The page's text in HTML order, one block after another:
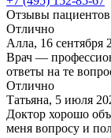
Отзывы пациентов
Отлично
Алла, 16 сентября
Врач —
ответы на те
Отлично
Татьяна, 5 июля
Доктор хорошо
меня вопросу и